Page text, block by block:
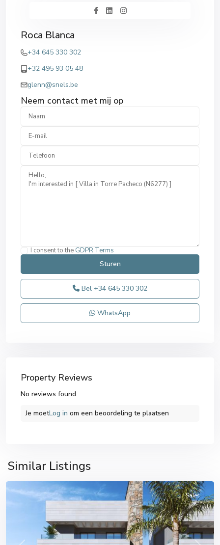
Roca Blanca
+34 645 330 302
+32 495 93 05 48
glenn@snels.be
Neem contact met mij op
I consent to the GDPR Terms
Bel +34 645 330 302
WhatsApp
Property Reviews
No reviews found.
Je moetLog in om een ​​beoordeling te plaatsen
Similar Listings
Torre
Pacheco
Sales